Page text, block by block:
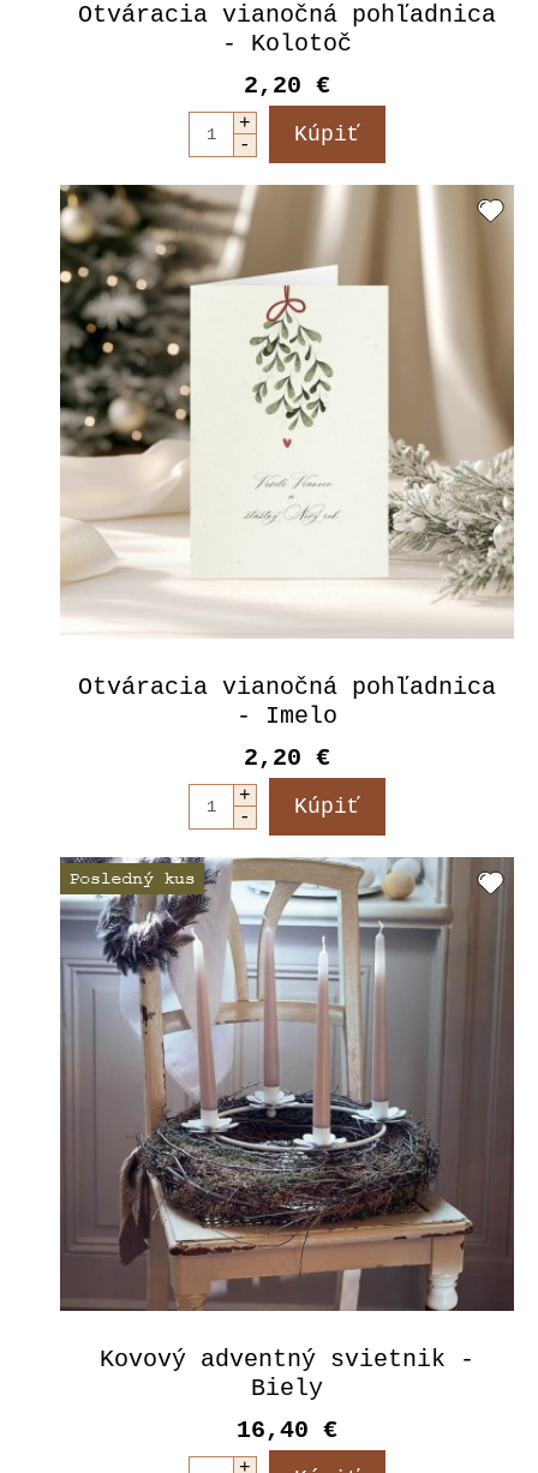
Otváracia vianočná pohľadnica
- Kolotoč
2,20 €
Otváracia vianočná pohľadnica
- Imelo
2,20 €
Kovový adventný svietnik -
Biely
16,40 €